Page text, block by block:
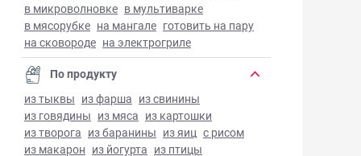
в микроволновке в мультиварке
в мясорубке на мангале готовить на пару
на сковороде на электрогриле
По продукту
из тыквы из фарша из свинины
из говядины из мяса из картошки
из творога из баранины из яиц с рисом
из макарон из йогурта из птицы